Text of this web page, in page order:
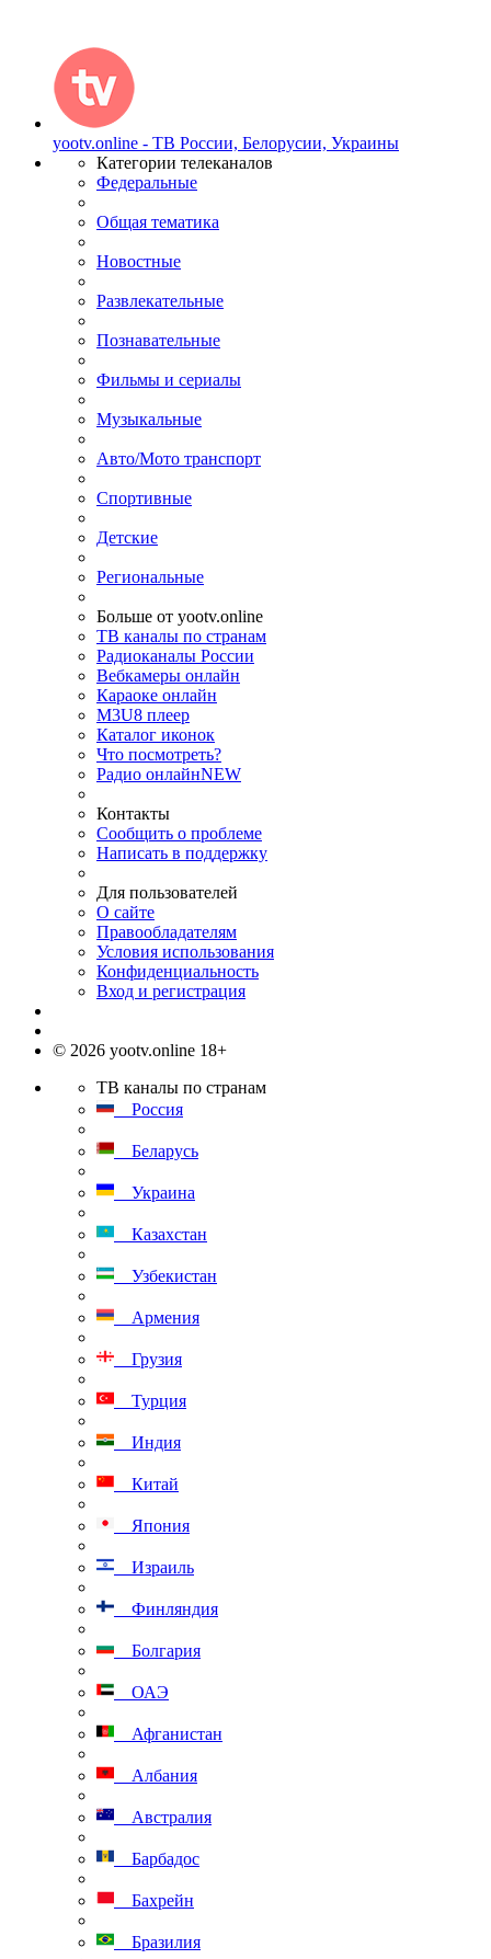
yootv.online - ТВ России, Белорусии, Украины
Категории телеканалов
Федеральные
Общая тематика
Новостные
Развлекательные
Познавательные
Фильмы и сериалы
Музыкальные
Авто/Мото транспорт
Спортивные
Детские
Региональные
Больше от yootv.online
ТВ каналы по странам
Радиоканалы России
Вебкамеры онлайн
Караоке онлайн
M3U8 плеер
Каталог иконок
Что посмотреть?
Радио онлайнNEW
Контакты
Сообщить о проблеме
Написать в поддержку
Для пользователей
О сайте
Правообладателям
Условия использования
Конфиденциальность
Вход и регистрация
© 2026 yootv.online 18+
ТВ каналы по странам
Россия
Беларусь
Украина
Казахстан
Узбекистан
Армения
Грузия
Турция
Индия
Китай
Япония
Израиль
Финляндия
Болгария
ОАЭ
Афганистан
Албания
Австралия
Барбадос
Бахрейн
Бразилия